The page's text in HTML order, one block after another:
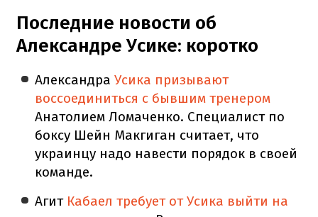
Последние новости об
Александре Усике: коротко
АлександраУсика призывают
воссоединиться с бывшим тренером
Анатолием Ломаченко. Специалист по
боксу Шейн Макгиган считает, что
украинцу надо навести порядок в своей
команде.
Агит Кабаел требует от Усика выйти на